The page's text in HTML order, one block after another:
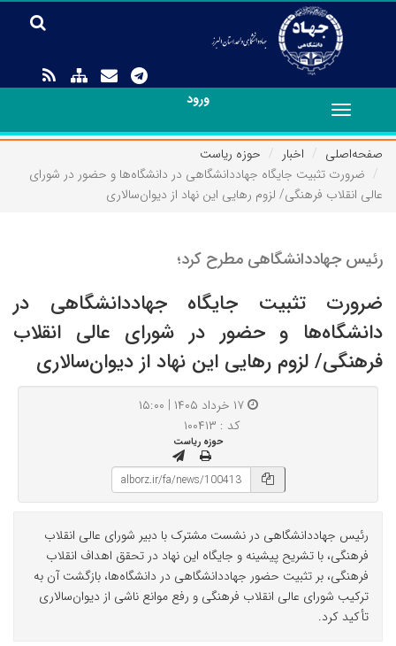
ورود
Toggle
navigation
صفحه‌اصلی
اخبار
حوزه ریاست
ضرورت تثبیت جایگاه جهاددانشگاهی در دانشگاه‌ها و حضور در شورای
عالی انقلاب فرهنگی/ لزوم رهایی این نهاد از دیوان‌سالاری
رئیس جهاددانشگاهی مطرح کرد؛
ضرورت تثبیت جایگاه جهاددانشگاهی در
دانشگاه‌ها و حضور در شورای عالی انقلاب
فرهنگی/ لزوم رهایی این نهاد از دیوان‌سالاری
۱۷ خرداد ۱۴۰۵ | ۱۵:۰۰
کد : ۱۰۰۴۱۳
حوزه ریاست
رئیس جهاددانشگاهی در نشست مشترک با دبیر شورای عالی انقلاب
فرهنگی، با تشریح پیشینه و جایگاه این نهاد در تحقق اهداف انقلاب
فرهنگی، بر تثبیت حضور جهاددانشگاهی در دانشگاه‌ها، بازگشت آن به
ترکیب شورای عالی انقلاب فرهنگی و رفع موانع ناشی از دیوان‌سالاری
تأکید کرد.